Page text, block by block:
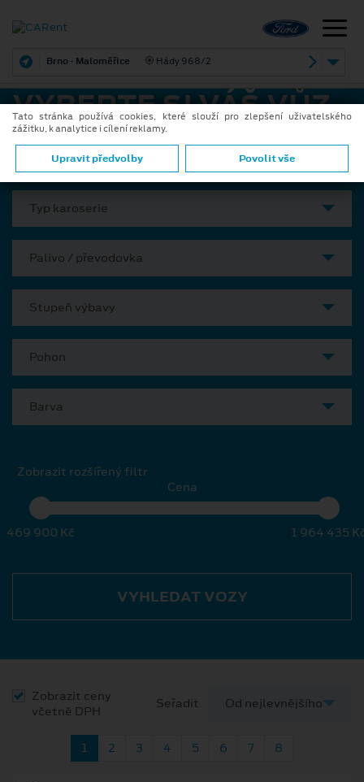
Brno - Maloměřice Hády 968/2
VYBERTE SI VÁŠ VŮZ
Model
Typ karoserie
Palivo / převodovka
Stupeň výbavy
Pohon
Barva
Zobrazit rozšířený filtr
Cena
469 900 Kč 1 964 435
VYHLEDAT VOZY
Zobrazit ceny
včetně DPH
Seřadit
1 2 3 4 5 6 7 8
Tato stránka používá cookies, které slouží pro zlepšení uživatelského
zážitku, k analytice i cílení reklamy.
Upravit předvolby Povolit vše